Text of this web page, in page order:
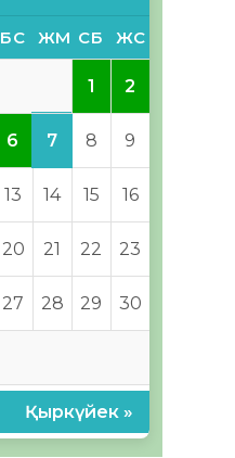
БС ЖМ СБ ЖС
1 2
6 7 8 9
13 14 15 16
20 21 22 23
27 28 29 30
Қыркүйек »